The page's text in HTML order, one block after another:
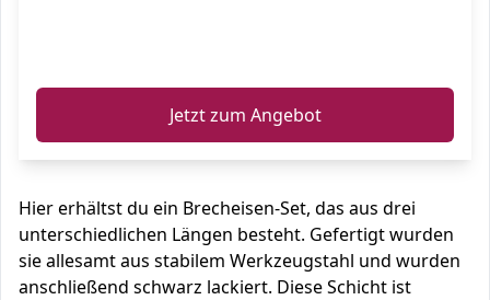
Jetzt zum Angebot
Hier erhältst du ein Brecheisen-Set, das aus drei
unterschiedlichen Längen besteht. Gefertigt wurden
sie allesamt aus stabilem Werkzeugstahl und wurden
anschließend schwarz lackiert. Diese Schicht ist